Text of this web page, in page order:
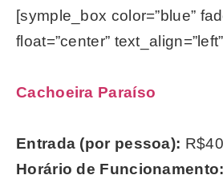
[symple_box color=”blue”
float=”center”
Cachoeira Paraíso
Entrada (por pessoa):
Horário de Funcionamento: